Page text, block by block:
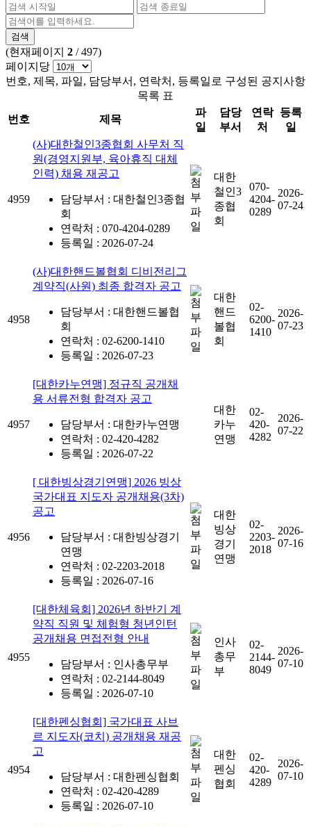
검색
(현재페이지 2 / 497)
페이지당
번호, 제목, 파일, 담당부서, 연락처, 등록일로 구성된 공지사항
목록 표
번호
제목
파
일
담당
부서
연락
처
등록
일
4959
(사)대한철인3종협회 사무처 직
원(경영지원부, 육아휴직 대체
인력) 채용 재공고
담당부서 : 대한철인3종협
회
연락처 : 070-4204-0289
등록일 : 2026-07-24
대한
철인3
종협
회
070-
4204-
0289
2026-
07-24
4958
(사)대한핸드볼협회 디비전리그
계약직(사원) 최종 합격자 공고
담당부서 : 대한핸드볼협
회
연락처 : 02-6200-1410
등록일 : 2026-07-23
대한
핸드
볼협
회
02-
6200-
1410
2026-
07-23
4957
[대한카누연맹] 정규직 공개채
용 서류전형 합격자 공고
담당부서 : 대한카누연맹
연락처 : 02-420-4282
등록일 : 2026-07-22
대한
카누
연맹
02-
420-
4282
2026-
07-22
4956
[ 대한빙상경기연맹] 2026 빙상
국가대표 지도자 공개채용(3차)
공고
담당부서 : 대한빙상경기
연맹
연락처 : 02-2203-2018
등록일 : 2026-07-16
대한
빙상
경기
연맹
02-
2203-
2018
2026-
07-16
4955
[대한체육회] 2026년 하반기 계
약직 직원 및 체험형 청년인턴
공개채용 면접전형 안내
담당부서 : 인사총무부
연락처 : 02-2144-8049
등록일 : 2026-07-10
인사
총무
부
02-
2144-
8049
2026-
07-10
4954
[대한펜싱협회] 국가대표 사브
르 지도자(코치) 공개채용 재공
고
담당부서 : 대한펜싱협회
연락처 : 02-420-4289
등록일 : 2026-07-10
대한
펜싱
협회
02-
420-
4289
2026-
07-10